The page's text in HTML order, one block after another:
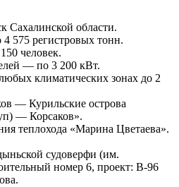
области.
575 регистровых тонн.
человек.
— по 3 200 кВт.
климатических зонах до 2
— Курильские острова
— Корсаков».
теплохода «Марина Цветаева».
судоверфи (им.
номер 6, проект: B-96